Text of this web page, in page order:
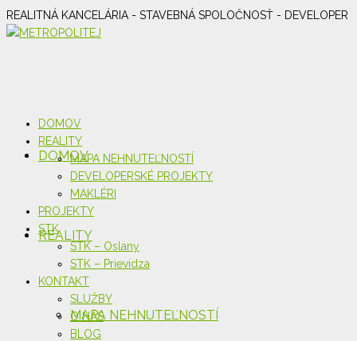
REALITNÁ KANCELÁRIA - STAVEBNÁ SPOLOČNOSŤ - DEVELOPER
DOMOV
REALITY
MAPA NEHNUTEĽNOSTÍ
DOMOV
REALITY
MAPA NEHNUTEĽNOSTÍ
DEVELOPERSKÉ PROJEKTY
MAKLÉRI
PROJEKTY
STK
STK – Oslany
STK – Prievidza
KONTAKT
SLUŽBY
O NÁS
BLOG